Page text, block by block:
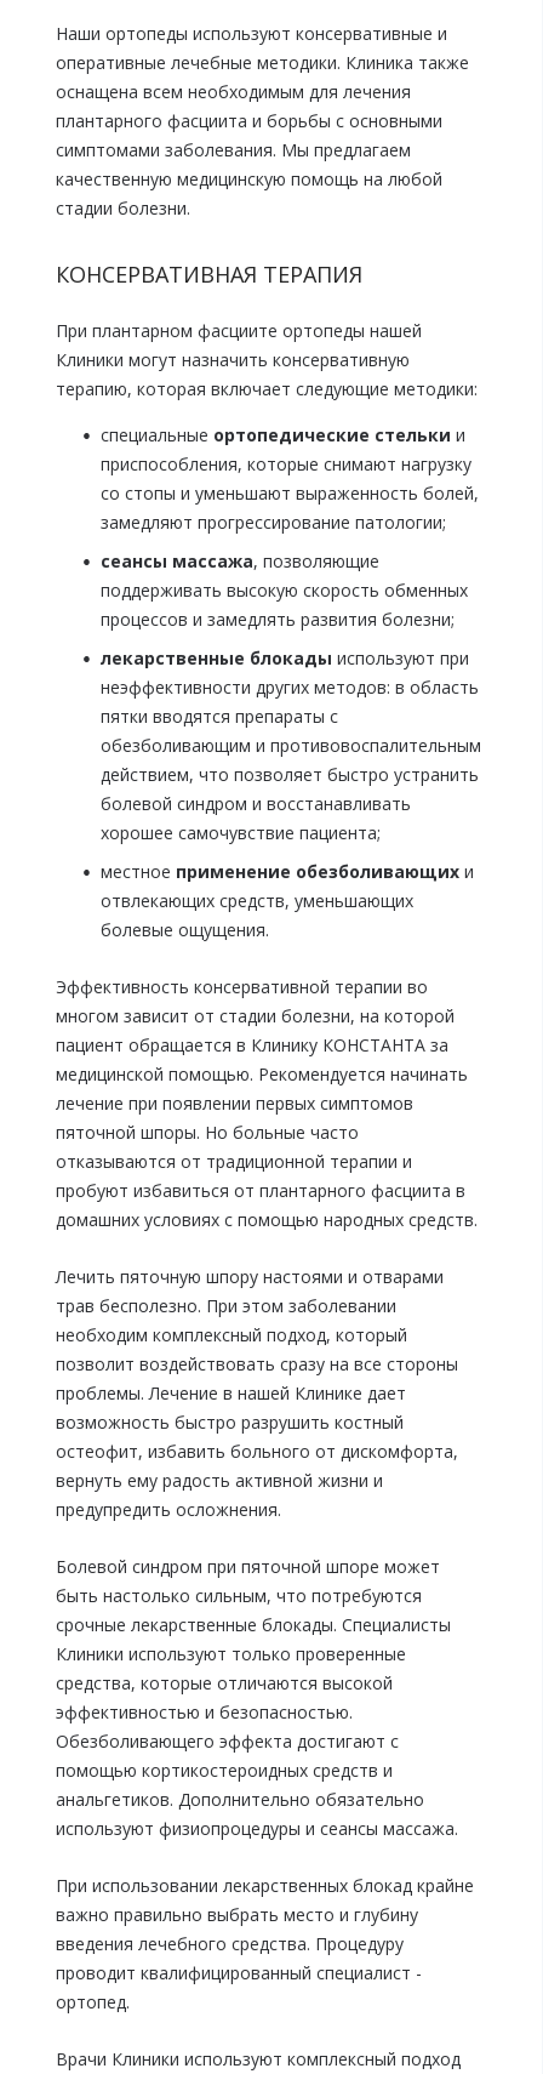
Наши ортопеды используют консервативные и
оперативные лечебные методики. Клиника также
оснащена всем необходимым для лечения
плантарного фасциита и борьбы с основными
симптомами заболевания. Мы предлагаем
качественную медицинскую помощь на любой
стадии болезни.
КОНСЕРВАТИВНАЯ ТЕРАПИЯ
При плантарном фасциите ортопеды нашей
Клиники могут назначить консервативную
терапию, которая включает следующие методики:
специальные ортопедические стельки и
приспособления, которые снимают нагрузку
со стопы и уменьшают выраженность болей,
замедляют прогрессирование патологии;
сеансы массажа, позволяющие
поддерживать высокую скорость обменных
процессов и замедлять развития болезни;
лекарственные блокады используют при
неэффективности других методов: в область
пятки вводятся препараты с
обезболивающим и противовоспалительным
действием, что позволяет быстро устранить
болевой синдром и восстанавливать
хорошее самочувствие пациента;
местное применение обезболивающих и
отвлекающих средств, уменьшающих
болевые ощущения.
Эффективность консервативной терапии во
многом зависит от стадии болезни, на которой
пациент обращается в Клинику КОНСТАНТА за
медицинской помощью. Рекомендуется начинать
лечение при появлении первых симптомов
пяточной шпоры. Но больные часто
отказываются от традиционной терапии и
пробуют избавиться от плантарного фасциита в
домашних условиях с помощью народных средств.
Лечить пяточную шпору настоями и отварами
трав бесполезно. При этом заболевании
необходим комплексный подход, который
позволит воздействовать сразу на все стороны
проблемы. Лечение в нашей Клинике дает
возможность быстро разрушить костный
остеофит, избавить больного от дискомфорта,
вернуть ему радость активной жизни и
предупредить осложнения.
Болевой синдром при пяточной шпоре может
быть настолько сильным, что потребуются
срочные лекарственные блокады. Специалисты
Клиники используют только проверенные
средства, которые отличаются высокой
эффективностью и безопасностью.
Обезболивающего эффекта достигают с
помощью кортикостероидных средств и
анальгетиков. Дополнительно обязательно
используют физиопроцедуры и сеансы массажа.
При использовании лекарственных блокад крайне
важно правильно выбрать место и глубину
введения лечебного средства. Процедуру
проводит квалифицированный специалист -
ортопед.
Врачи Клиники используют комплексный подход